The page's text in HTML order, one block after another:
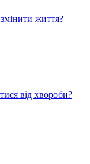
життя?
від хвороби?